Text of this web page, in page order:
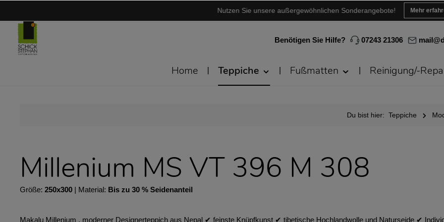
Nutzen Sie unsere außergewöhnlichen Sonderangebote! Mehr
Benötigen Sie Hilfe? 07243 21306
Home Teppiche Fußmatten Reinigung/-
Du bist hier: Teppiche
Millenium MS VT 396 M 308
Größe: 250x300 | Material: Bis zu 30 % Seidenanteil
Makalu Millenium . moderner Designerteppich aus Nepal ✔︎ feinste Knüpfkunst ✔︎ tibetische Hochlandwolle und Naturseide ✔︎